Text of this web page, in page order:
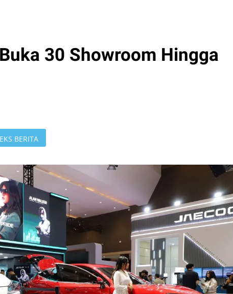
30 Showroom Hingga
BERITA